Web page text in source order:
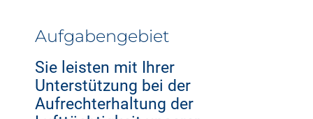
Aufgabengebiet
Sie leisten mit Ihrer
Unterstützung bei der
Aufrechterhaltung der